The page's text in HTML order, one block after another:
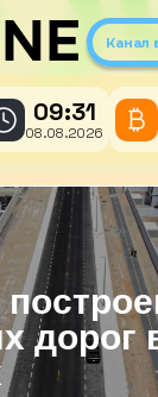
Канал
09:31
08.08.2026
дорог